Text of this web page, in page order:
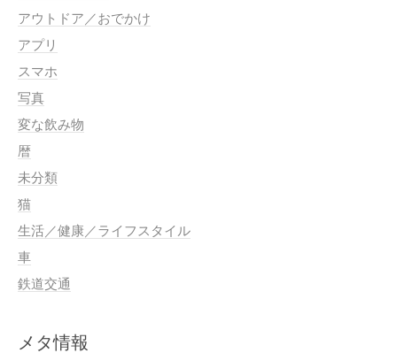
アウトドア／おでかけ
アプリ
スマホ
写真
変な飲み物
暦
未分類
猫
生活／健康／ライフスタイル
車
鉄道交通
メタ情報